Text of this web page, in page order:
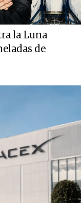
la Luna
de